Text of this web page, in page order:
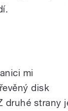
mi
disk
druhé strany